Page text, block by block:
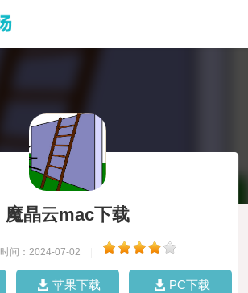
魔晶云mac下载
时间：2024-07-02
苹果下载 PC下载